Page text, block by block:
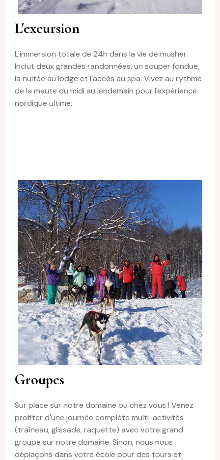
L'excursion
L'immersion totale de 24h dans la vie de musher.
Inclut deux grandes randonnées, un souper fondue,
la nuitée au lodge et l'accès au spa. Vivez au rythme
de la meute du midi au lendemain pour l'expérience
nordique ultime.
Groupes
Sur place sur notre domaine ou chez vous ! Venez
profiter d'une journée complète multi-activités
(traîneau, glissade, raquette) avec votre grand
groupe sur notre domaine. Sinon, nous nous
déplaçons dans votre école pour des tours et